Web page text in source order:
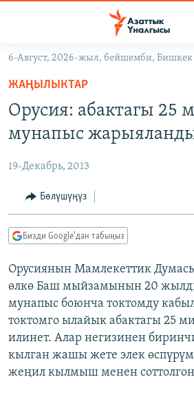
Навигацияга
өтүңүз
Издөөгө
салыңызКЫРГЫЗСТАН
ЭКОНОМИКА
МАДАНИЯТ
ДҮЙНӨ
БОРБОР АЗИЯ
УКРАИНА
АТАЙЫН ИЛИКТӨӨ
ТВ ПРОГРАММАЛАР
ЭКСПЕРТТЕР ТАЛДАЙТ
БИЗ ЖАНА ДҮЙНӨ
ЭЖЕ-СИҢДИЛЕР
ЫҢГАЙСЫЗ СУРООЛОР
ӨЗГӨЧӨ ПИКИР
Русский
ОНЛАЙН ШЕРИНЕ
6-Август, 2026-жыл, бейшемби, Бишкек
ЖАҢЫЛЫКТАР
Орусия: абактагы 25
мунапыс
19-Декабрь, 2013
Бөлүшүңүз
Бизди Google'дан табыңыз
Орусиянын Мамлекеттик
өлкө Баш мыйзамынын 20
мунапыс боюнча токтомду
токтомго ылайык абактагы 25
илинет. Алар негизинен
кылган жашы жете элек
жеңил кылмыш менен